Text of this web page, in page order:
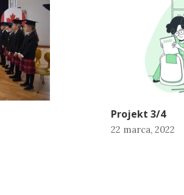
Projekt 3/4
22 marca, 2022